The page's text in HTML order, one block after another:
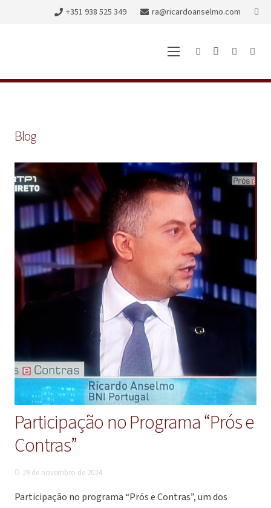
+351 938 525 349 ra@ricardoanselmo.com
Blog
Participação no Programa “Prós e
Contras”
29 de novembro de 2024
Participação no programa “Prós e Contras”, um dos